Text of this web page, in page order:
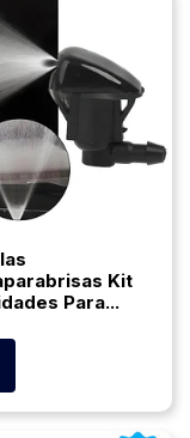
Kit
Para...